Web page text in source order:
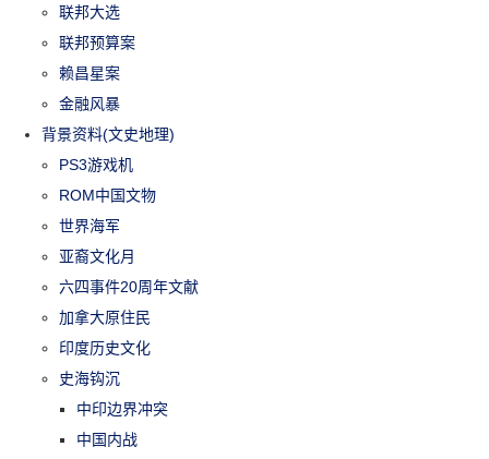
联邦大选
联邦预算案
赖昌星案
金融风暴
背景资料(文史地理)
PS3游戏机
ROM中国文物
世界海军
亚裔文化月
六四事件20周年文献
加拿大原住民
印度历史文化
史海钩沉
中印边界冲突
中国内战